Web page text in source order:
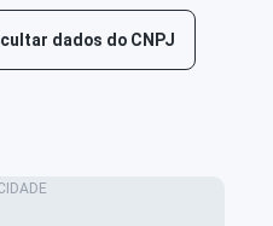
dados do CNPJ